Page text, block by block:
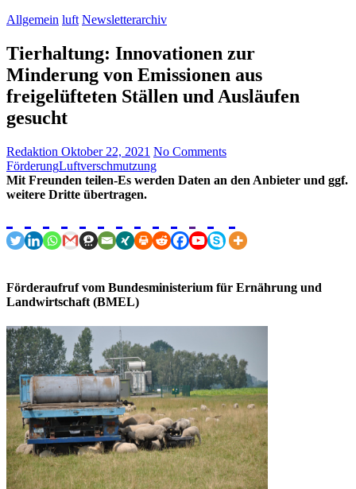
Allgemein luft Newsletterarchiv
Tierhaltung: Innovationen zur
Minderung von Emissionen aus
freigelüfteten Ställen und Ausläufen
gesucht
Redaktion Oktober 22, 2021 No Comments
FörderungLuftverschmutzung
Mit Freunden teilen-Es werden Daten an den Anbieter und ggf.
weitere Dritte übertragen.
Förderaufruf vom Bundesministerium für Ernährung und
Landwirtschaft (BMEL)